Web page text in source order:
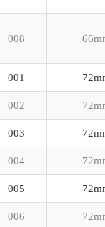
008
001
002
003
004
005
006